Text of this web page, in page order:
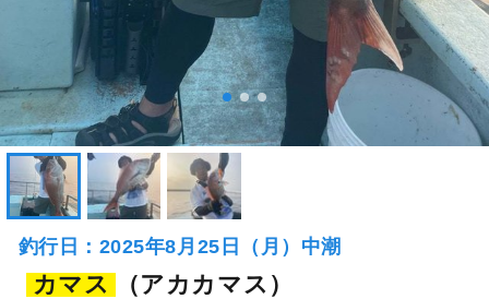
釣行日：2025年8月25日（月）中潮
カマス
（アカカマス）